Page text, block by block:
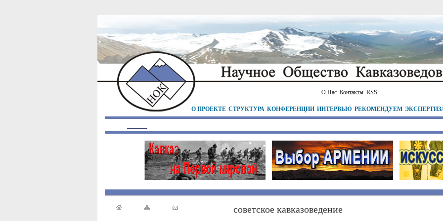
О Нас Контакты RSS
О ПРОЕКТЕ СТРУКТУРА КОНФЕРЕНЦИИ ИНТЕРВЬЮ РЕКОМЕНДУЕМ
советское кавказоведение